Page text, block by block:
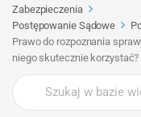
Zabezpieczenia
Postępowanie Sądowe
Prawo do rozpoznania
niego skutecznie korzystać?
Wyszukaj